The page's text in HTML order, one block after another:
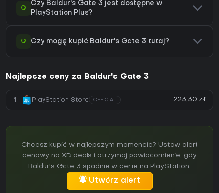
Q
Czy Baldur's Gate 3 jest dostępne w
PlayStation Plus?
Q Czy mogę kupić Baldur's Gate 3 tutaj?
Najlepsze ceny za Baldur's Gate 3
1 PlayStation Store OFFICIAL 223,30 zł
Chcesz kupić w najlepszym momencie? Ustaw alert
cenowy na XD.deals i otrzymaj powiadomienie, gdy
Baldur's Gate 3 spadnie w cenie na PlayStation.
Utwórz alert